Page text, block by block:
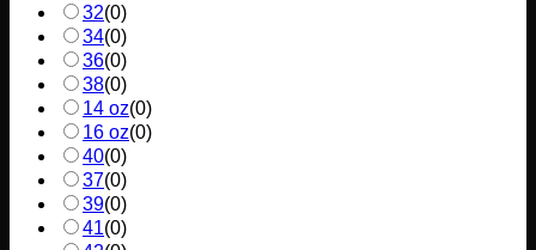
32(0)
34(0)
36(0)
38(0)
14 oz(0)
16 oz(0)
40(0)
37(0)
39(0)
41(0)